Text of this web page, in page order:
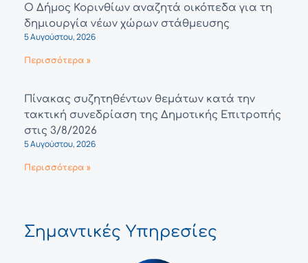
Ο Δήμος Κορινθίων αναζητά οικόπεδα για τη
δημιουργία νέων χώρων στάθμευσης
5 Αυγούστου, 2026
Περισσότερα »
Πίνακας συζητηθέντων θεμάτων κατά την
τακτική συνεδρίαση της Δημοτικής Επιτροπής
στις 3/8/2026
5 Αυγούστου, 2026
Περισσότερα »
Σημαντικές Υπηρεσίες